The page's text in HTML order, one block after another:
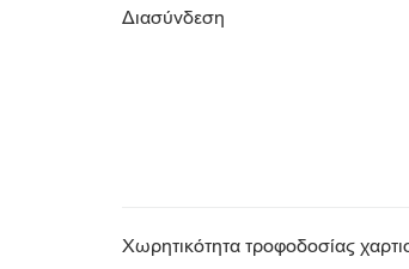
Διασύνδεση
Χωρητικότητα τροφοδοσίας